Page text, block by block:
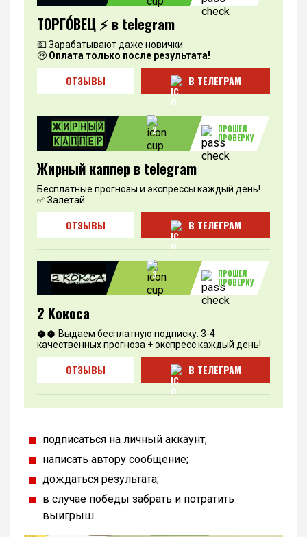
ТОРГО́ВЕЦ ⚡️ в telegram
💵 Зарабатывают даже новички
🤑 Оплата только после результата!
ОТЗЫВЫ В ТЕЛЕГРАМ
2
ПРОШЕЛ
ПРОВЕРКУ
Жирный каппер в telegram
Бесплатные прогнозы и экспрессы каждый день!
✅ Залетай
ОТЗЫВЫ В ТЕЛЕГРАМ
3
ПРОШЕЛ
ПРОВЕРКУ
2 Кокоса
🥥🥥 Выдаем бесплатную подписку. 3-4
качественных прогноза + экспресс каждый день!
ОТЗЫВЫ В ТЕЛЕГРАМ
подписаться на личный аккаунт;
написать автору сообщение;
дождаться результата;
в случае победы забрать и потратить
выигрыш.